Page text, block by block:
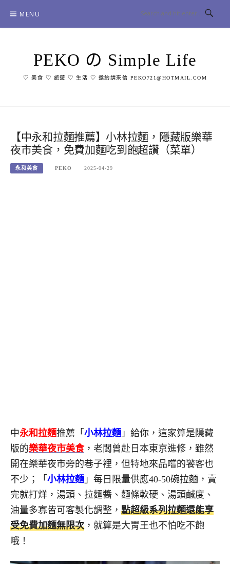
content
MENU
PEKO の Simple Life
♡ 美食 ♡ 旅遊 ♡ 生活 ♡ 邀約請來信 PEKO721@HOTMAIL.COM
【中永和拉麵推薦】小林拉麵，隱藏版樂華
夜市美食，免費加麵吃到飽超讚（菜單）
永和美食 PEKO 2025-04-29
中永和拉麵推薦「 小林拉麵」給你，這家算是隱藏
版的樂華夜市美食，老闆曾赴日本東京進修，雖然
開在樂華夜市旁的巷子裡，但特地來品嚐的饕客也
不少；「 小林拉麵」每日限量供應40-50碗拉麵，賣
完就打烊，湯頭、拉麵醬、麵條軟硬、湯頭鹹度、
油量多寡皆可客製化調整， 點超級系列拉麵還能享
受免費加麵無限次 ，就算是大胃王也不怕吃不飽
哦！